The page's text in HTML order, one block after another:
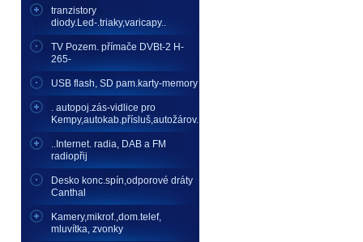
tranzistory
diody.Led-.triaky,varicapy..
TV Pozem. přímače DVBt-2 H-
265-
USB flash, SD pam.karty-memory
. autopoj.zás-vidlice pro
Kempy,autokab.přísluš,autožárov.
..Internet. radia, DAB a FM
radiopřij
Desko konc.spín,odporové dráty
Canthal
Kamery,mikrof.,dom.telef,
mluvítka, zvonky